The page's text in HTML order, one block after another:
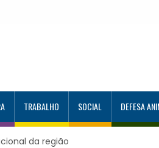
TRABALHO SOCIAL DEFESA
Aluno Tutor em Tecnologia